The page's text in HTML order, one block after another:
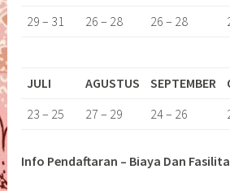
29 – 31
26 – 28 26 – 28
JULI AGUSTUS SEPTEMBER
23 – 25
27 – 29 24 – 26
Info Pendaftaran – Biaya Dan